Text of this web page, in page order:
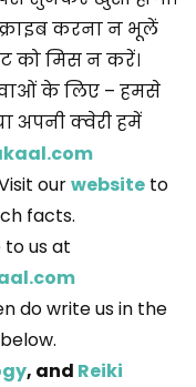
करना न भूलें
को मिस न करें।
के लिए – हमसे
अपनी क्वेरी हमें
ourwebsiteto
facts.
to us at
do write us in the
, and Reiki